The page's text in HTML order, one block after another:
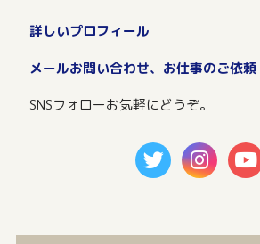
詳しいプロフィール
メールお問い合わせ、お仕事のご依頼
SNSフォローお気軽にどうぞ。